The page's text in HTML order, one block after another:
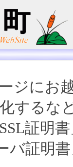
ジにお
するな
証明
バ証明